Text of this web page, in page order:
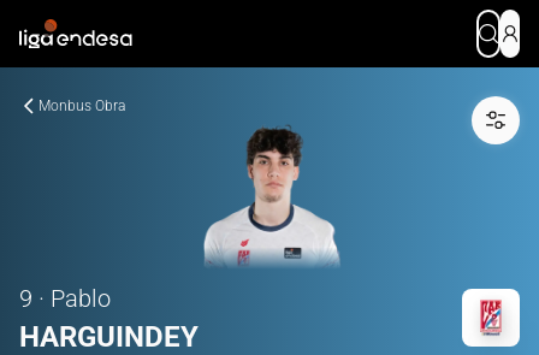
Monbus Obra
9 · Pablo
HARGUINDEY